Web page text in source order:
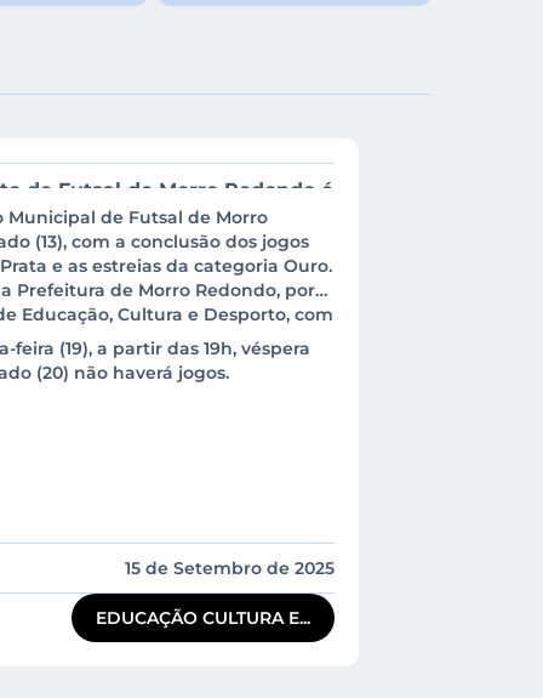
de Futsal de Morro Redondo é
Série Prata e estr
Municipal de Futsal de Morro
(13), com a conclusão dos jogos
e as estreias da categoria Ouro.
Prefeitura de Morro Redondo, por
Educação, Cultura e Desporto, com
(19), a partir das 19h, véspera
(20) não haverá jogos.
15 de Setembro de 2025
EDUCAÇÃO CULTURA E...